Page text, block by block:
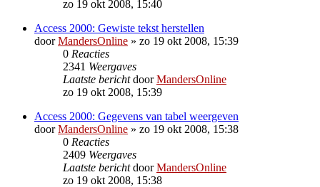
zo 19 okt 2008, 15:40
Access 2000: Gewiste tekst herstellen
doorMandersOnline » zo 19 okt 2008, 15:39
0 Reacties
2341 Weergaves
Laatste berichtdoorMandersOnline
zo 19 okt 2008, 15:39
Access 2000: Gegevens van tabel weergeven
doorMandersOnline » zo 19 okt 2008, 15:38
0 Reacties
2409 Weergaves
Laatste berichtdoorMandersOnline
zo 19 okt 2008, 15:38